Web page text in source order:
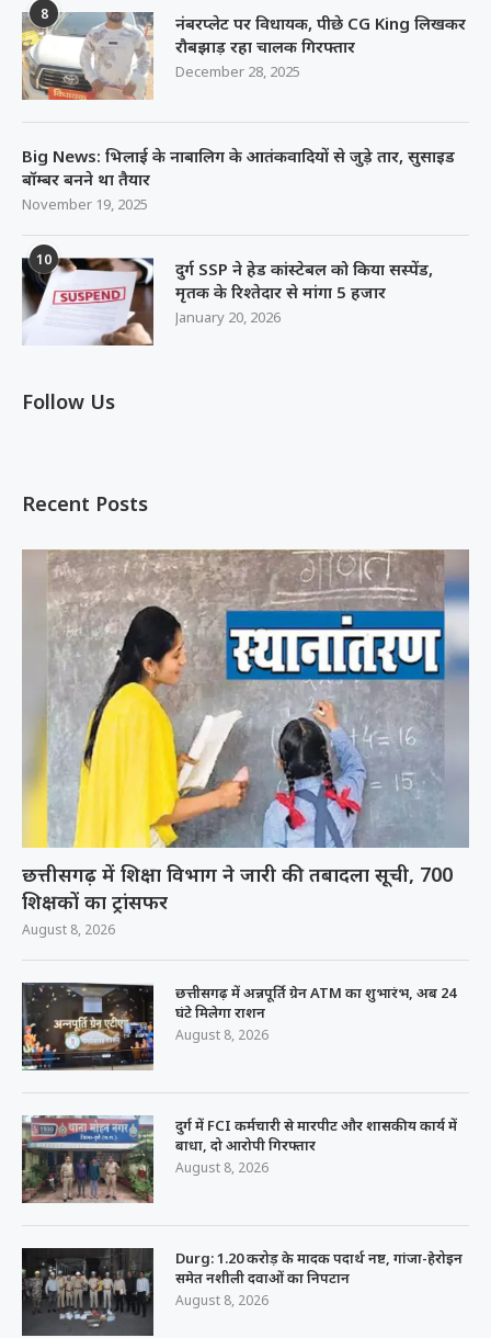
8
नंबरप्लेट पर विधायक, पीछे CG King लिखकर
रौबझाड़ रहा चालक गिरफ्तार
December 28, 2025
Big News: भिलाई के नाबालिग के आतंकवादियों से जुड़े तार, सुसाइड
बॉम्बर बनने था तैयार
November 19, 2025
10
दुर्ग SSP ने हेड कांस्टेबल को किया सस्पेंड,
मृतक के रिश्तेदार से मांगा 5 हजार
January 20, 2026
Follow Us
Recent Posts
छत्तीसगढ़ में शिक्षा विभाग ने जारी की तबादला सूची, 700
शिक्षकों का ट्रांसफर
August 8, 2026
छत्तीसगढ़ में अन्नपूर्ति ग्रेन ATM का शुभारंभ, अब 24
घंटे मिलेगा राशन
August 8, 2026
दुर्ग में FCI कर्मचारी से मारपीट और शासकीय कार्य में
बाधा, दो आरोपी गिरफ्तार
August 8, 2026
Durg: 1.20 करोड़ के मादक पदार्थ नष्ट, गांजा-हेरोइन
समेत नशीली दवाओं का निपटान
August 8, 2026